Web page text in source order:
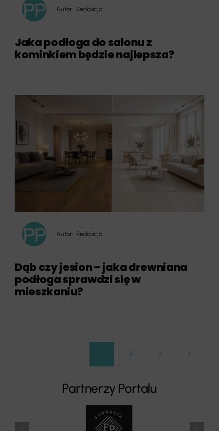
Autor: Redakcja
Jaka podłoga do salonu z
kominkiem będzie najlepsza?
Autor: Redakcja
Dąb czy jesion – jaka drewniana
podłoga sprawdzi się w
mieszkaniu?
1 2 3
Partnerzy Portalu